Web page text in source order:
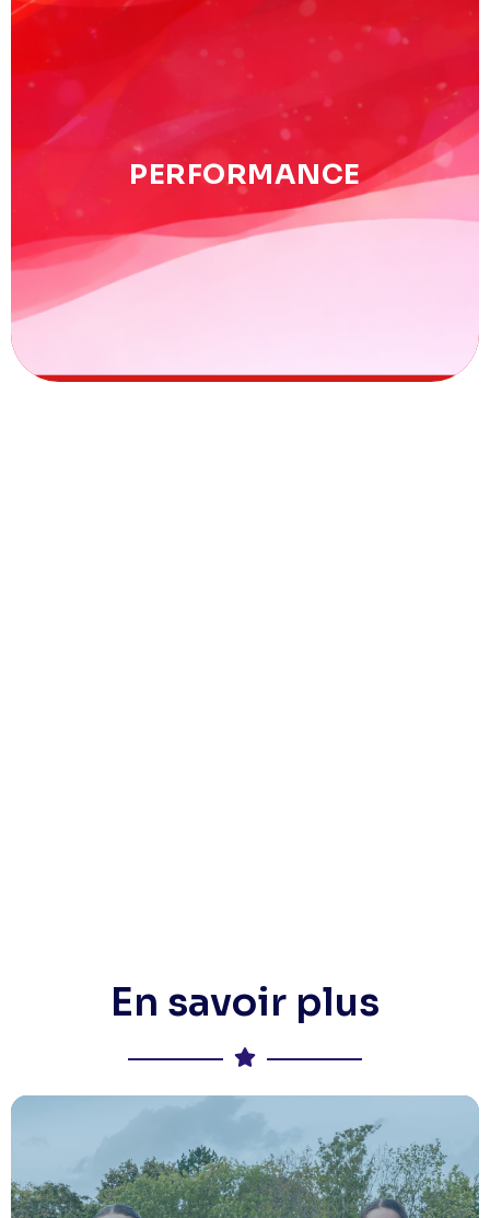
PERFORMANCE
Performance
Détection des espoirs, analyse des résultats & accès au
haut niveau.
En savoir plus